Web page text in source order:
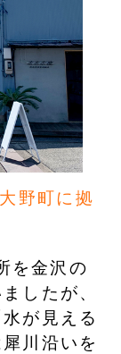
野町に拠
を金沢の
したが、
が見える
川沿いを